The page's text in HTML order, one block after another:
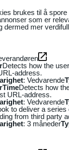
brukes til å
som er
dermed mer
Detects how the
address.
: Vedvarende
Detects how
URL-address.
: Vedvarende
to deliver a
from third party
: 3 måneder